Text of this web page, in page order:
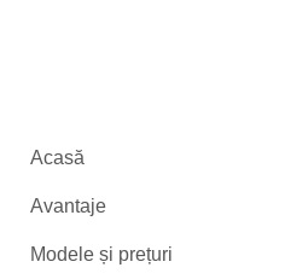
Acasă
Avantaje
Modele și prețuri